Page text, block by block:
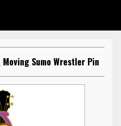
Sumo Wrestler Pin